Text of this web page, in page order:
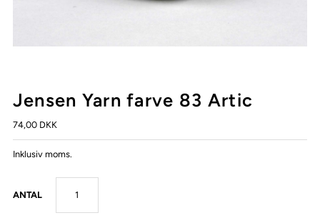
Jensen Yarn farve 83 Artic
74,00 DKK
Inklusiv moms.
ANTAL